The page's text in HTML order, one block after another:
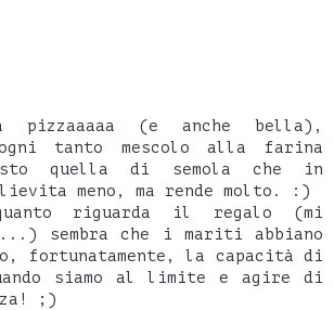
pizzaaaaa (e anche bella),
tanto mescolo alla farina
quella di semola che in
meno, ma rende molto. :)
riguarda il regalo (mi
sembra che i mariti abbiano
fortunatamente, la capacità di
siamo al limite e agire di
;)